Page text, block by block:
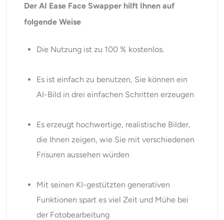
Der AI Ease Face Swapper hilft Ihnen auf
folgende Weise
Die Nutzung ist zu 100 % kostenlos.
Es ist einfach zu benutzen, Sie können ein
AI-Bild in drei einfachen Schritten erzeugen
Es erzeugt hochwertige, realistische Bilder,
die Ihnen zeigen, wie Sie mit verschiedenen
Frisuren aussehen würden
Mit seinen KI-gestützten generativen
Funktionen spart es viel Zeit und Mühe bei
der Fotobearbeitung